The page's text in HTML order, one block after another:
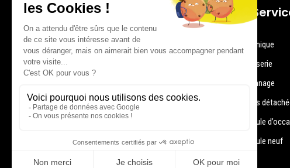
Votre partenaire de confiance pour tous vos
besoins automobiles
Contactez nous
Nos
Mécanique
Carroserie
Dépannage
Pièces
Véhicule
Véhicule neuf